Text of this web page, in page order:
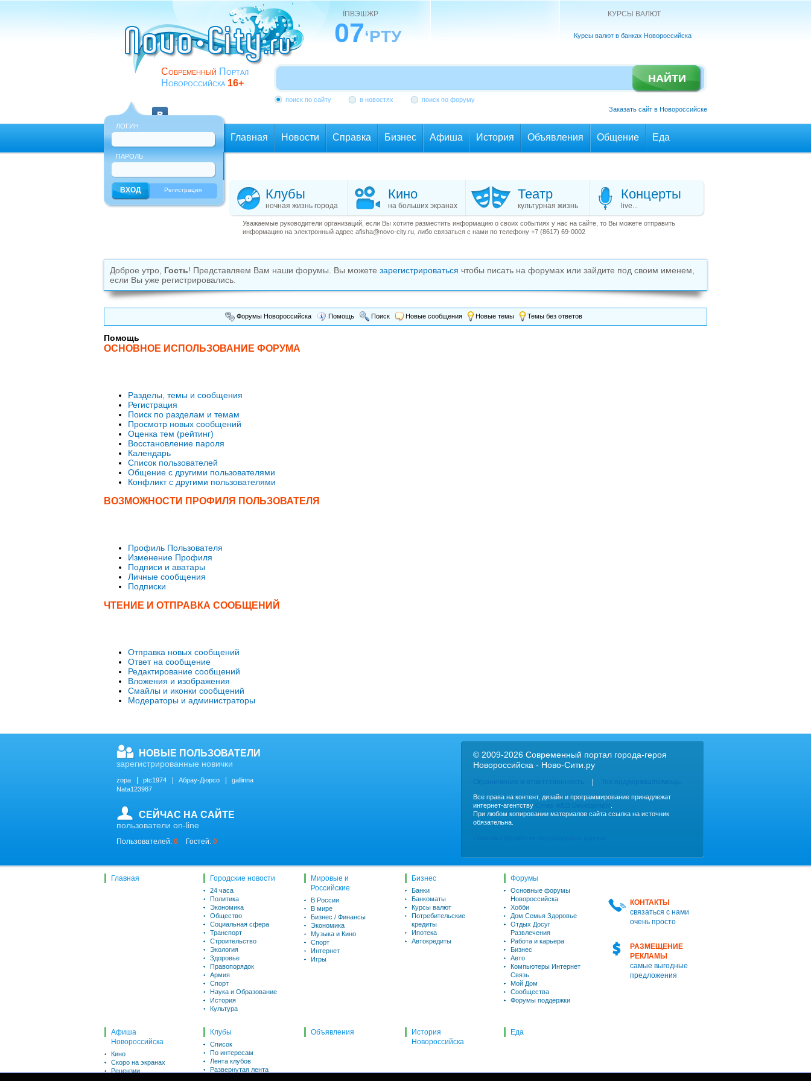
Современный Портал
Новороссийска 16+
ЇПВЭШЖР
07‘РТУ
КУРСЫ ВАЛЮТ
Курсы валют в банках Новороссийска
поиск по сайту в новостях
поиск по форуму
Заказать сайт в Новороссийске
ЛОГИН
ПАРОЛЬ
Регистрация
Главная Новости Справка Бизнес Афиша История Объявления Общение Еда
Клубы
ночная жизнь города
Кино
на больших экранах
Театр
культурная жизнь
Концерты
live...
Уважаемые руководители организаций, если Вы хотите разместить информацию о своих событиях у нас на сайте, то Вы можете отправить
информацию на электронный адрес afisha@novo-city.ru, либо связаться с нами по телефону +7 (8617) 69-0002
Доброе утро, Гость! Представляем Вам наши форумы. Вы можете зарегистрироваться чтобы писать на форумах или зайдите под своим именем,
если Вы уже регистрировались.
Форумы Новороссийска Помощь Поиск Новые сообщения Новые темы Темы без ответов
Помощь
ОСНОВНОЕ ИСПОЛЬЗОВАНИЕ ФОРУМА
Разделы, темы и сообщения
Регистрация
Поиск по разделам и темам
Просмотр новых сообщений
Оценка тем (рейтинг)
Восстановление пароля
Календарь
Список пользователей
Общение с другими пользователями
Конфликт с другими пользователями
ВОЗМОЖНОСТИ ПРОФИЛЯ ПОЛЬЗОВАТЕЛЯ
Профиль Пользователя
Изменение Профиля
Подписи и аватары
Личные сообщения
Подписки
ЧТЕНИЕ И ОТПРАВКА СООБЩЕНИЙ
Отправка новых сообщений
Ответ на сообщение
Редактирование сообщений
Вложения и изображения
Смайлы и иконки сообщений
Модераторы и администраторы
© 2009-2026 Современный портал города-героя
Новороссийска - Ново-Сити.ру
Все права на контент, дизайн и программирование принадлежат
интернет-агентству
При любом копировании материалов сайта ссылка на источник
обязательна.
НОВЫЕ ПОЛЬЗОВАТЕЛИ
зарегистрированные новички
zopa ptc1974 Абрау-Дюрсо
gallinna
Nata123987
СЕЙЧАС НА САЙТЕ
пользователи on-line
Пользователей: 0 Гостей: 0
КОНТАКТЫ
связаться с нами
очень просто
РАЗМЕЩЕНИЕ
РЕКЛАМЫ
самые выгодные
предложения
Главная Городские новости
24 часа
Политика
Экономика
Общество
Социальная сфера
Транспорт
Строительство
Экология
Здоровье
Правопорядок
Армия
Спорт
Наука и Образование
История
Культура
Мировые и
Российские
В России
В мире
Бизнес / Финансы
Экономика
Музыка и Кино
Спорт
Интернет
Игры
Бизнес
Банки
Банкоматы
Курсы валют
Потребительские
кредиты
Ипотека
Автокредиты
Форумы
Основные форумы
Новороссийска
Хобби
Дом Семья Здоровье
Отдых Досуг
Развлечения
Работа и карьера
Бизнес
Авто
Компьютеры Интернет
Связь
Мой Дом
Сообщества
Форумы поддержки
Афиша
Новороссийска
Кино
Скоро на экранах
Рецензии
Клубы
Список
По интересам
Лента клубов
Развернутая лента
Объявления
История
Новороссийска
Еда